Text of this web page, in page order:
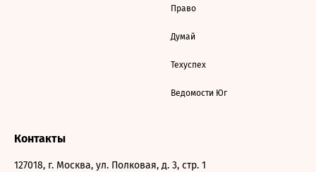
Право
Думай
Техуспех
Ведомости Юг
Контакты
127018, г. Москва, ул. Полковая, д. 3, стр. 1